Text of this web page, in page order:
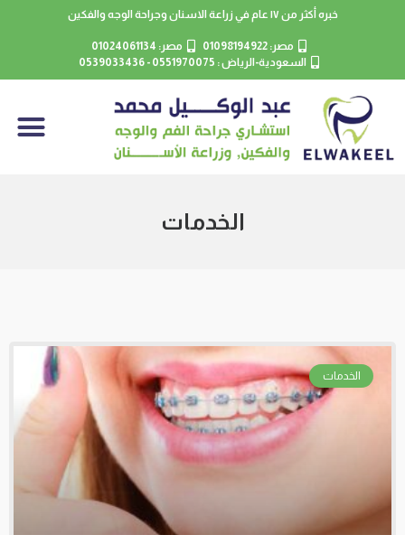
خبره أكثر من ١٧ عام في زراعة الاسنان وجراحة الوجه والفكين
مصر: 01098194922
مصر: 01024061134
السعودية-الرياض : 0551970075 - 0539033436
الخدمات
الخدمات